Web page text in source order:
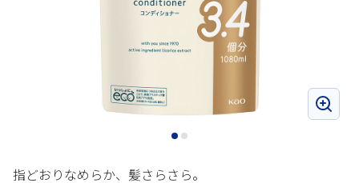
指どおりなめらか、髪さらさら。